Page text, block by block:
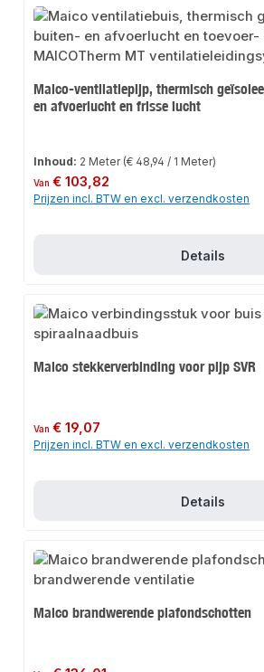
Maico-ventilatiepijp, thermisch
en afvoerlucht en frisse lucht
Inhoud: 2 Meter (€ 48,94 / 1 Meter)
Normale prijs:
Van€ 103,82
Prijzen incl. BTW en excl. verzendkosten
Details
Maico stekkerverbinding voor pijp SVR
Normale prijs:
Van€ 19,07
Prijzen incl. BTW en excl. verzendkosten
Details
Maico brandwerende plafondschotten